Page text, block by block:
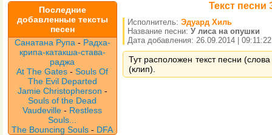
Последние
добавленные тексты
песен
Санатана Рупа - Радха-
крипа-катакша-става-
раджа
At The Gates -Souls Of
The Evil Departed
Jamie Christopherson -
Souls of the Dead
Vaudeville- Restless
Souls...
The Bouncing Souls - DFA
Текст
Исполнитель: Эдуард Хиль
Название песни: У лиса на опушки
Дата добавления: 26.09.2014 | 09:11:22
Тут расположен текст песни
(клип).